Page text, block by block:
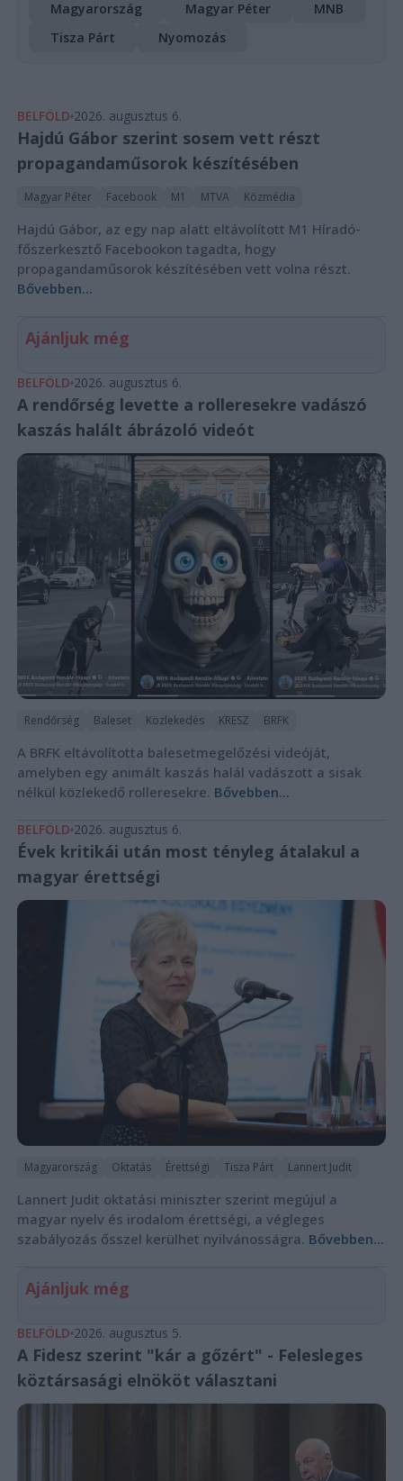
Magyarország Magyar Péter
MNB
Tisza Párt
Nyomozás
BELFÖLD 2026. augusztus 6.
Hajdú Gábor szerint sosem vett részt
propagandaműsorok készítésében
Magyar Péter Facebook M1 MTVA Közmédia
Hajdú Gábor, az egy nap alatt eltávolított M1 Híradó-
főszerkesztő Facebookon tagadta, hogy
propagandaműsorok készítésében vett volna részt.
Bővebben...
Ajánljuk még
BELFÖLD 2026. augusztus 6.
A rendőrség levette a rolleresekre vadászó
kaszás halált ábrázoló videót
Rendőrség Baleset Közlekedés KRESZ BRFK
A BRFK eltávolította balesetmegelőzési videóját,
amelyben egy animált kaszás halál vadászott a sisak
nélkül közlekedő rolleresekre. Bővebben...
BELFÖLD 2026. augusztus 6.
Évek kritikái után most tényleg átalakul a
magyar érettségi
Magyarország Oktatás Érettségi Tisza Párt Lannert Judit
Lannert Judit oktatási miniszter szerint megújul a
magyar nyelv és irodalom érettségi, a végleges
szabályozás ősszel kerülhet nyilvánosságra. Bővebben...
Ajánljuk még
BELFÖLD 2026. augusztus 5.
A Fidesz szerint "kár a gőzért" - Felesleges
köztársasági elnököt választani